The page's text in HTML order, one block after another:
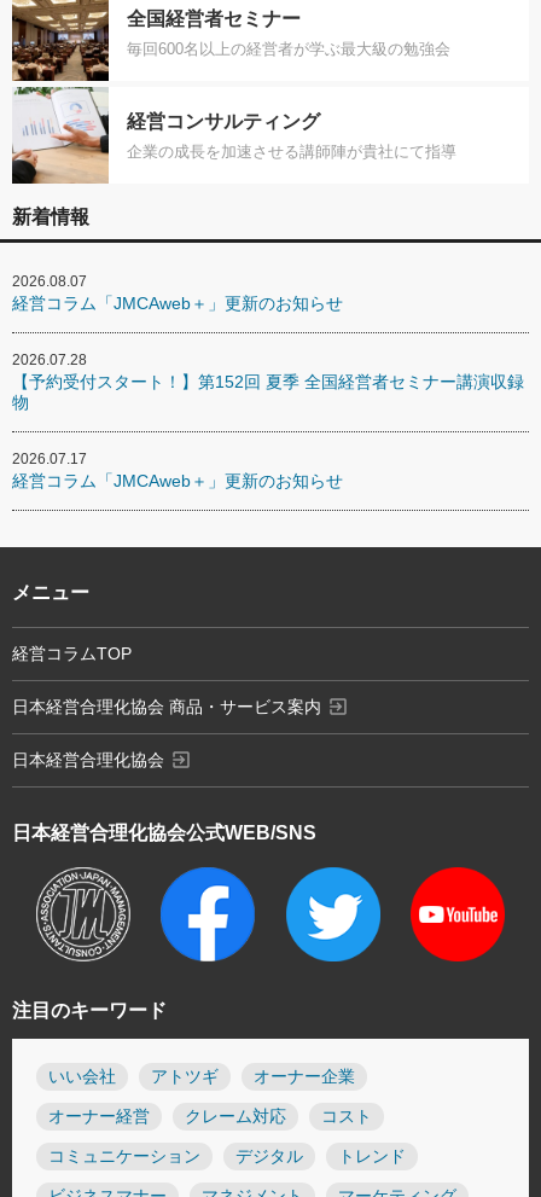
全国経営者セミナー
毎回600名以上の経営者が学ぶ最大級の勉強会
経営コンサルティング
企業の成長を加速させる講師陣が貴社にて指導
新着情報
2026.08.07
経営コラム「JMCAweb＋」更新のお知らせ
2026.07.28
【予約受付スタート！】第152回 夏季 全国経営者セミナー講演収録
物
2026.07.17
経営コラム「JMCAweb＋」更新のお知らせ
注目のキーワード
いい会社 アトツギ オーナー企業
オーナー経営 クレーム対応 コスト
コミュニケーション デジタル トレンド
日本経営合理化協会公式WEB/SNS
メニュー
経営コラムTOP
日本経営合理化協会 商品・サービス案内 exit_to_app
日本経営合理化協会 exit_to_app